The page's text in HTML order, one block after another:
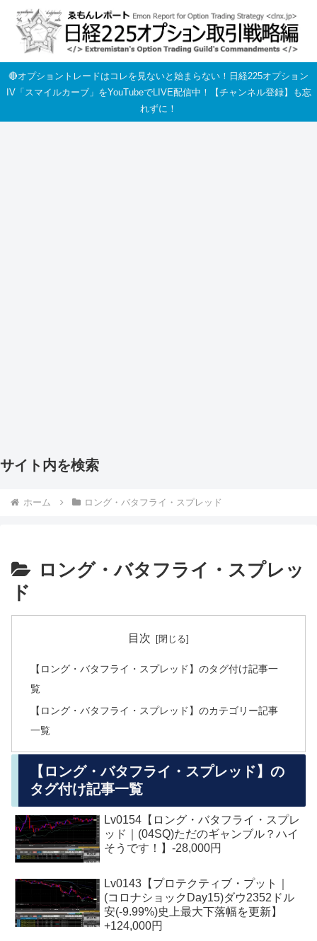
🔴オプショントレードはコレを見ないと始まらない！日経225オプション
IV「スマイルカーブ」をYouTubeでLIVE配信中！【チャンネル登録】も忘
れずに！
サイト内を検索
ホーム ロング・バタフライ・スプレッド
ロング・バタフライ・スプレッ
ド
目次
【ロング・バタフライ・スプレッド】のタグ付け記事一
覧
【ロング・バタフライ・スプレッド】のカテゴリー記事
一覧
【ロング・バタフライ・スプレッド】の
タグ付け記事一覧
Lv0154【ロング・バタフライ・スプレ
ッド｜(04SQ)ただのギャンブル？ハイ
そうです！】-28,000円
Lv0143【プロテクティブ・プット｜
(コロナショックDay15)ダウ2352ドル
安(-9.99%)史上最大下落幅を更新】
+124,000円